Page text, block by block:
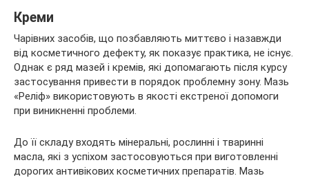
Креми
Чарівних засобів, що позбавляють миттєво і назавжди
від косметичного дефекту, як показує практика, не існує.
Однак є ряд мазей і кремів, які допомагають після курсу
застосування привести в порядок проблемну зону. Мазь
«Реліф» використовують в якості екстреної допомоги
при виникненні проблеми.
До її складу входять мінеральні, рослинні і тваринні
масла, які з успіхом застосовуються при виготовленні
дорогих антивікових косметичних препаратів. Мазь